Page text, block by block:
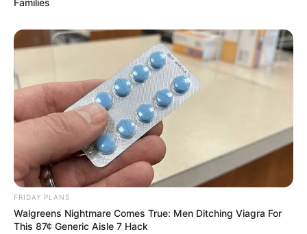
FRIDAY PLANS
Walgreens Nightmare Comes True: Men Ditching Viagra For
This 87¢ Generic Aisle 7 Hack